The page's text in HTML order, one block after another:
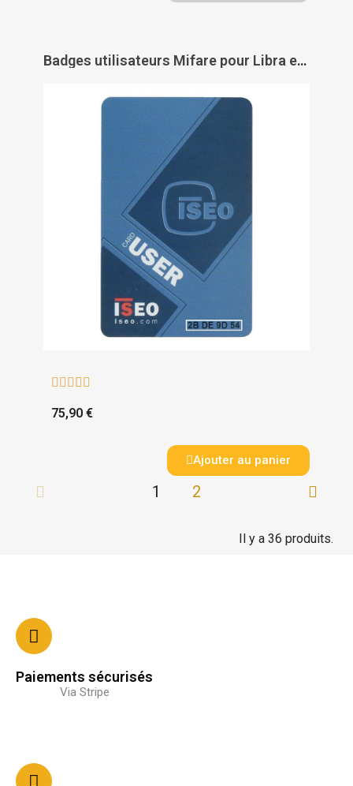
Badges utilisateurs Mifare pour Libra et Ariès Smart en sachet de 10 - ISEO CITY
    
75,90 €
Ajouter au panier
1 2
Il y a 36 produits.
Paiements sécurisés
Via Stripe